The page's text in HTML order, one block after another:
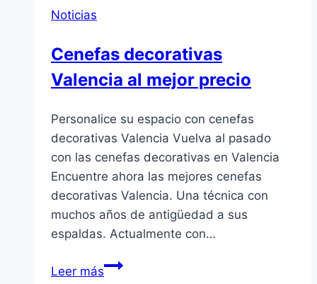
Noticias
Cenefas decorativas
Valencia al mejor precio
Personalice su espacio con cenefas
decorativas Valencia Vuelva al pasado
con las cenefas decorativas en Valencia
Encuentre ahora las mejores cenefas
decorativas Valencia. Una técnica con
muchos años de antigüedad a sus
espaldas. Actualmente con…
Leer másCenefas